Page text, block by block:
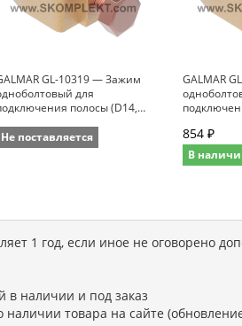
GL-10319 — Зажим
для
полосы (D14,
Не поставляется
GALMAR
854 ₽
В
1 год, если иное не оговорено
в наличии и под заказ
товара на сайте